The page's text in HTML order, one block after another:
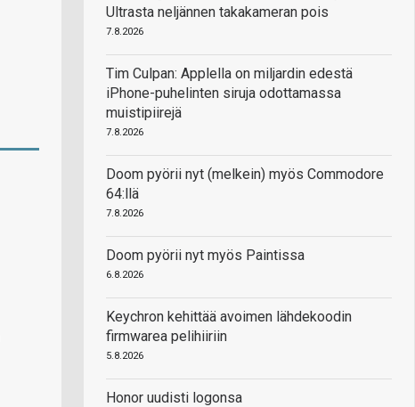
Ultrasta neljännen takakameran pois
7.8.2026
Tim Culpan: Applella on miljardin edestä
iPhone-puhelinten siruja odottamassa
muistipiirejä
7.8.2026
Doom pyörii nyt (melkein) myös Commodore
64:llä
7.8.2026
Doom pyörii nyt myös Paintissa
6.8.2026
Keychron kehittää avoimen lähdekoodin
firmwarea pelihiiriin
5.8.2026
Honor uudisti logonsa